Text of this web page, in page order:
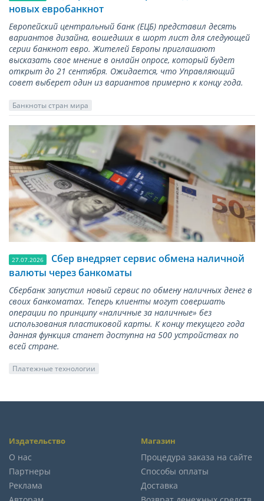
новых евробанкнот
Европейский центральный банк (ЕЦБ) представил десять
вариантов дизайна, вошедших в шорт лист для следующей
серии банкнот евро. Жителей Европы приглашают
высказать свое мнение в онлайн опросе, который будет
открыт до 21 сентября. Ожидается, что Управляющий
совет выберет один из вариантов примерно к концу года.
Банкноты стран мира
27.07.2026
Сбер внедряет сервис обмена наличной
валюты через банкоматы
Сбербанк запустил новый сервис по обмену наличных денег в
своих банкоматах. Теперь клиенты могут совершать
операции по принципу «наличные за наличные» без
использования пластиковой карты. К концу текущего года
данная функция станет доступна на 500 устройствах по
всей стране.
Платежные технологии
Издательство
О нас
Партнеры
Реклама
Магазин
Процедура заказа на сайте
Способы оплаты
Доставка